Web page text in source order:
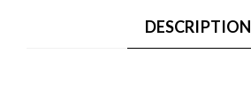
DESCRIPTION